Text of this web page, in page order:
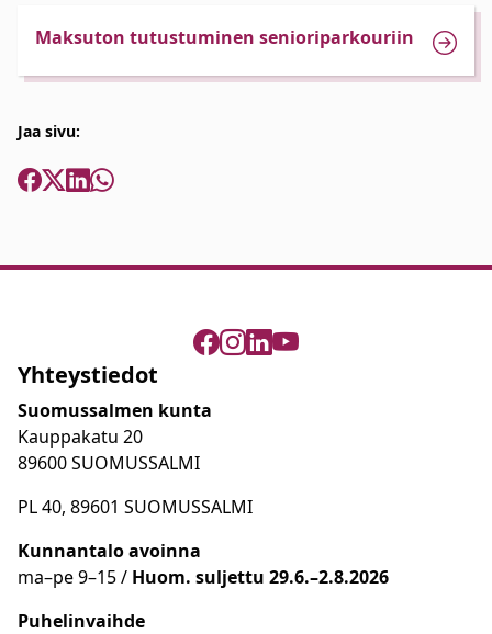
Maksuton tutustuminen senioriparkouriin
Jaa sivu:
Yhteystiedot
Suomussalmen kunta
Kauppakatu 20
89600 SUOMUSSALMI
PL 40, 89601 SUOMUSSALMI
Kunnantalo avoinna
ma–pe 9–15 / Huom. suljettu 29.6.–2.8.2026
Puhelinvaihde